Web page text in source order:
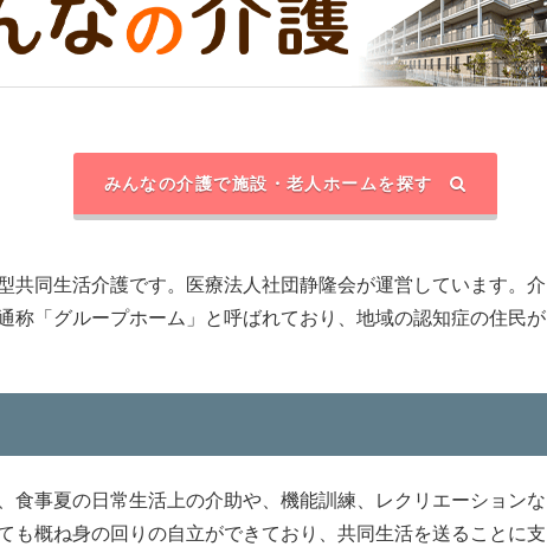
みんなの介護で施設・老人ホームを探す
同生活介護です。医療法人社団静隆会が運営しています。介
「グループホーム」と呼ばれており、地域の認知症の住民が
事夏の日常生活上の介助や、機能訓練、レクリエーションな
も概ね身の回りの自立ができており、共同生活を送ることに支